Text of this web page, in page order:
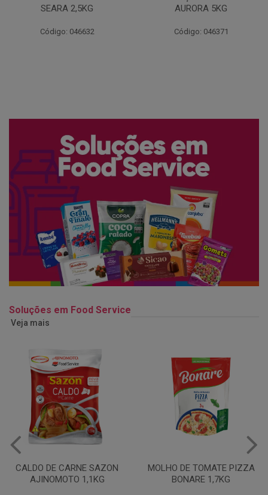
AURORA 5KG
Código: 046371
FATIADO PAKAN 200G
Código: 061522
Soluções em Food Service
Veja mais
MOLHO DE TOMATE PIZZA
BONARE 1,7KG
MARGARINA USO
PROFISSIONAL 80% CUKIN